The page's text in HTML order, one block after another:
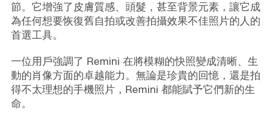
節。它增強了皮膚質感、頭髮，甚至背景元素，讓它成
為任何想要恢復舊自拍或改善拍攝效果不佳照片的人的
首選工具。
一位用戶強調了 Remini 在將模糊的快照變成清晰、生
動的肖像方面的卓越能力。無論是珍貴的回憶，還是拍
得不太理想的手機照片，Remini 都能賦予它們新的生
命。